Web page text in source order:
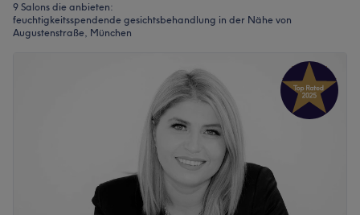
9 Salons die anbieten:
feuchtigkeitsspendende gesichtsbehandlung in der Nähe von
Augustenstraße, München